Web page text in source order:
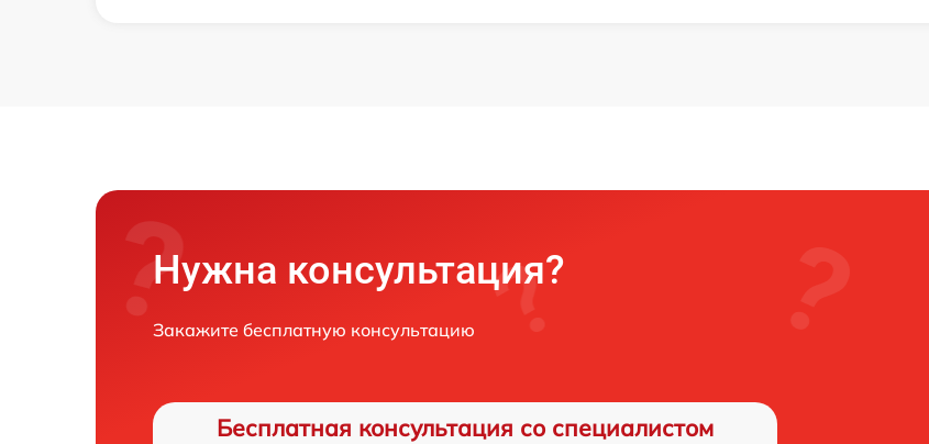
Нужна консультация?
Закажите бесплатную консультацию
Бесплатная консультация со специалистом